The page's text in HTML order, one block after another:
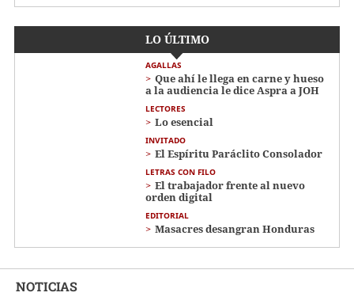
LO ÚLTIMO
AGALLAS
Que ahí le llega en carne y hueso
a la audiencia le dice Aspra a JOH
LECTORES
Lo esencial
INVITADO
El Espíritu Paráclito Consolador
LETRAS CON FILO
El trabajador frente al nuevo
orden digital
EDITORIAL
Masacres desangran Honduras
NOTICIAS